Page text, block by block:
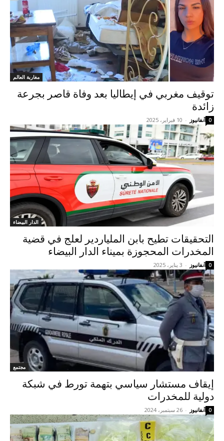
مغاربة العالم
توقيف مغربي في إيطاليا بعد وفاة قاصر بجرعة
زائدة
آنفانيوز - 10 فبراير، 2025 0
الدار البيضاء
التحقيقات تطيح بابن الملياردير لعلج في قضية
المخدرات المحجوزة بميناء الدار البيضاء
آنفانيوز - 3 يناير، 2025 0
مجتمع
إيقاف مستشار سياسي بتهمة تورط في شبكة
دولية للمخدرات
آنفانيوز - 26 سبتمبر، 2024 0